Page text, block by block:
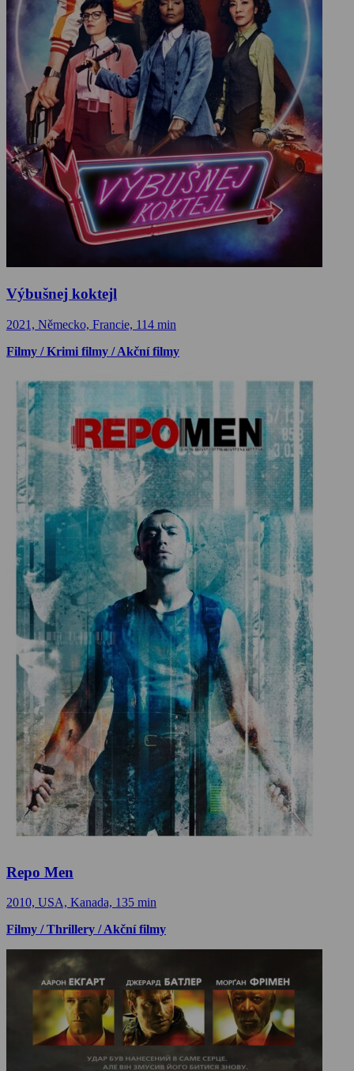
Výbušnej koktejl
2021, Německo, Francie, 114 min
Filmy / Krimi filmy / Akční filmy
Repo Men
2010, USA, Kanada, 135 min
Filmy / Thrillery / Akční filmy